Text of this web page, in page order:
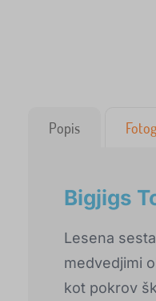
Popis
Bigjigs
Lesena
medvedjimi
kot pokrov